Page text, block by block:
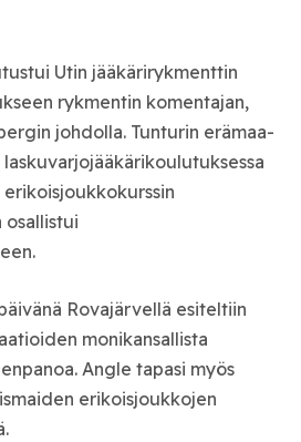
Utin jääkärirykmenttin
rykmentin komentajan,
johdolla. Tunturin erämaa-
osallistui
Rovajärvellä esiteltiin
monikansallista
Angle tapasi myös
erikoisjoukkojen